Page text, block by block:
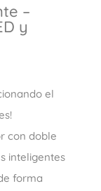
–
y
el
con doble
inteligentes
forma